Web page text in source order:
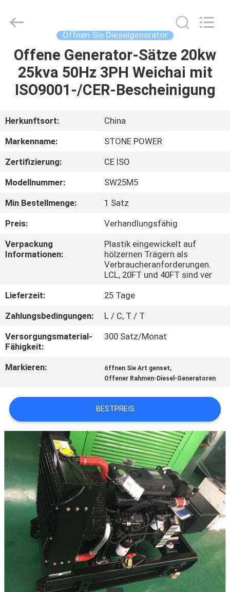
HAUS
PRODUKTE
ÜBER
UNS
FABRIK-
AUSFLUG
QUALITÄTSKONTROLLE
TRETEN
MIT
IN
VERBINDUNG
FORDERN
SITEMAP
PRIVACY
POLICY
CO.,LTD.
Öffnen Sie Dieselgenerator
Offene Generator-Sätze 20kw
25kva 50Hz 3PH Weichai mit
ISO9001-/CER-Bescheinigung
Herkunftsort:
China
Markenname:
STONE POWER
Zertifizierung:
CE ISO
Modellnummer:
SW25M5
Min Bestellmenge:
1 Satz
Preis:
Verhandlungsfähig
Verpackung
Informationen:
Plastik eingewickelt auf
hölzernen Trägern als
Verbraucheranforderungen.
LCL, 20FT und 40FT sind ver
Lieferzeit:
25 Tage
Zahlungsbedingungen:
L / C, T / T
Versorgungsmaterial-
Fähigkeit:
300 Satz/Monat
Markieren: öffnen Sie Art genset,
Offener Rahmen-Diesel-Generatoren
BESTPREIS